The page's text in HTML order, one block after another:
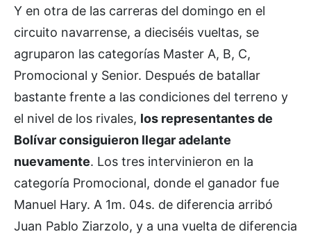
Y en otra de las carreras del domingo en el
circuito navarrense, a dieciséis vueltas, se
agruparon las categorías Master A, B, C,
Promocional y Senior. Después de batallar
bastante frente a las condiciones del terreno y
el nivel de los rivales, los representantes de
Bolívar consiguieron llegar adelante
nuevamente. Los tres intervinieron en la
categoría Promocional, donde el ganador fue
Manuel Hary. A 1m. 04s. de diferencia arribó
Juan Pablo Ziarzolo, y a una vuelta de diferencia